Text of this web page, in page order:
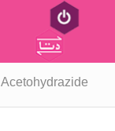
Acetohydrazide